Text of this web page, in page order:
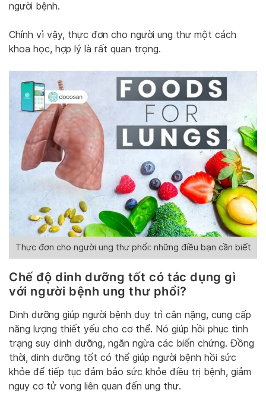
người bệnh.
Chính vì vậy, thực đơn cho người ung thư một cách
khoa học, hợp lý là rất quan trọng.
Thực đơn cho người ung thư phổi: những điều bạn cần biết
Chế độ dinh dưỡng tốt có tác dụng gì
với người bệnh ung thư phổi?
Dinh dưỡng giúp người bệnh duy trì cân nặng, cung cấp
năng lượng thiết yếu cho cơ thể. Nó giúp hồi phục tình
trạng suy dinh dưỡng, ngăn ngừa các biến chứng. Đồng
thời, dinh dưỡng tốt có thể giúp người bệnh hồi sức
khỏe để tiếp tục đảm bảo sức khỏe điều trị bệnh, giảm
nguy cơ tử vong liên quan đến ung thư.